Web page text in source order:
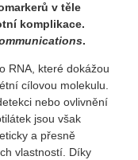
v těle
komplikace.
.
RNA, které dokážou
cílovou molekulu.
nebo ovlivnění
jsou však
a přesně
vlastností. Díky